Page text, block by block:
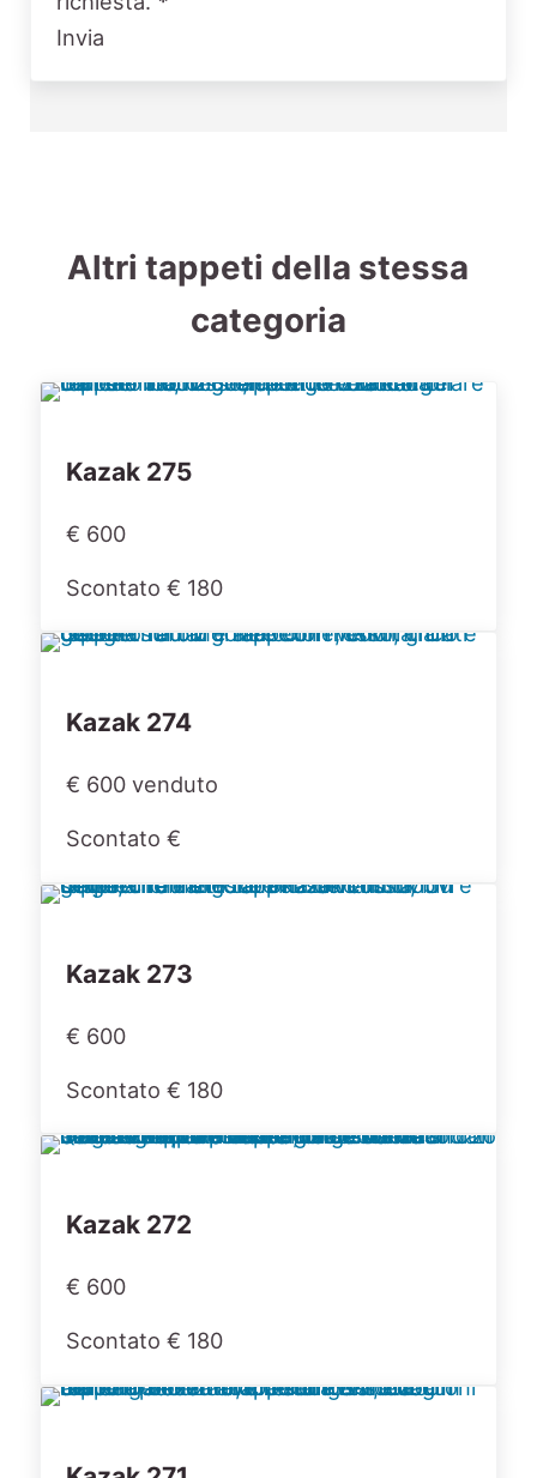
Invia
Altri tappeti della stessa
categoria
Kazak 275
€ 600
Scontato € 180
Kazak 274
€ 600 venduto
Scontato €
Kazak 273
€ 600
Scontato € 180
Kazak 272
€ 600
Scontato € 180